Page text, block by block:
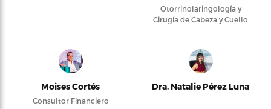
Otorrinolaringología y
Cirugía de Cabeza y Cuello
Moises Cortés
Consultor Financiero
Dra. Natalie Pérez Luna